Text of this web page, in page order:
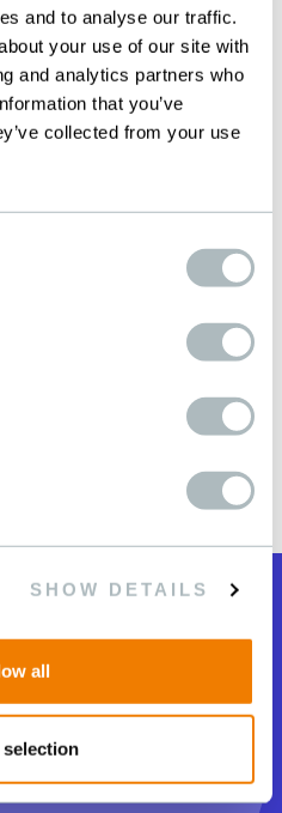
and to analyse our traffic.
your use of our site with
and analytics partners who
that you’ve
collected from your use
SHOW DETAILS
all
unsere
zu Formteilen gemäss
Beispiel zu:
helfen?